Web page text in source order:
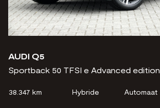
AUDI Q5
Sportback 50 TFSI e Advanced edition
38.347 km Hybride Automaat